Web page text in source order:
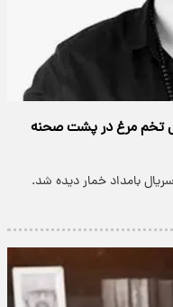
تخم مرغ در پشت صحنه
بامداد خمار دیده شد.